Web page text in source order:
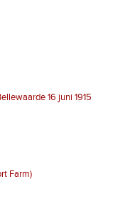
16 juni 1915
Farm)